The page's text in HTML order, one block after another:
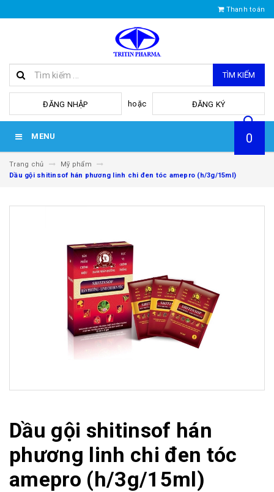
Thanh toán
TÌM KIẾM
ĐĂNG NHẬP hoặc ĐĂNG KÝ
MENU 0
Trang chủ
Mỹ phẩm
Dầu gội shitinsof hán phương linh chi đen tóc amepro (h/3g/15ml)
Dầu gội shitinsof hán
phương linh chi đen tóc
amepro (h/3g/15ml)